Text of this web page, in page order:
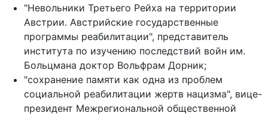
"Невольники Третьего Рейха на территории
Австрии. Австрийские государственные
программы реабилитации", представитель
института по изучению последствий войн им.
Больцмана доктор Вольфрам Дорник;
"сохранение памяти как одна из проблем
социальной реабилитации жертв нацизма", вице-
президент Межрегиональной общественной